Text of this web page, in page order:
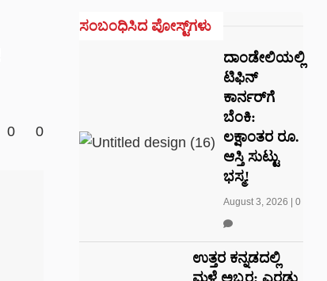
0 0
ಸಂಬಂಧಿಸಿದ ಪೋಸ್ಟ್‌ಗಳು
ದಾಂಡೇಲಿಯಲ್ಲಿ
ಟಿಫಿನ್
ಕಾರ್ನರ್‌ಗೆ
ಬೆಂಕಿ:
ಲಕ್ಷಾಂತರ ರೂ.
ಆಸ್ತಿ ಸುಟ್ಟು
ಭಸ್ಮ!
August 3, 2026 0
ಉತ್ತರ ಕನ್ನಡದಲ್ಲಿ
ಮಳೆ ಅಬ್ಬರ: ಎರಡು